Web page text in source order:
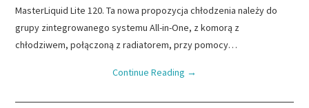
MasterLiquid Lite 120. Ta nowa propozycja chłodzenia należy do
grupy zintegrowanego systemu All-in-One, z komorą z
chłodziwem, połączoną z radiatorem, przy pomocy…
Continue Reading →